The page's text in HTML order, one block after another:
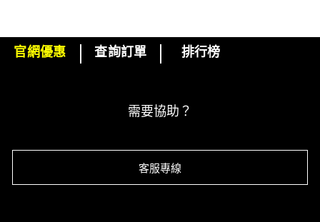
下單即可挑選精美小贈品！
官網優惠 查詢訂單 排行榜
需要協助？
客服專線